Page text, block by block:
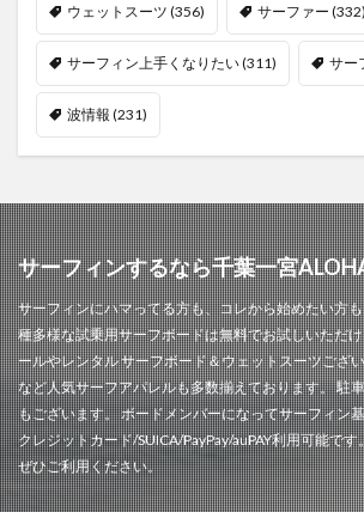
ウェットスーツ (356) サーファー (332)
サーフィン上手くなりたい(311) サー
波情報 (231)
サーフィンするなら千葉一宮
サーフィンにハマってる方も、コレから始めたい方
種多様な試乗用サーフボードは無料でお試しいただ
ールやレンタル サーフボード＆ウェットスーツござ
など人気サーフアパレルも多数揃えております。 駐
もございます。 ボードメンバーになってサーフィン
クレジットカード/SUICA/PayPay/auPAY利用可能で
ぜひご利用ください。